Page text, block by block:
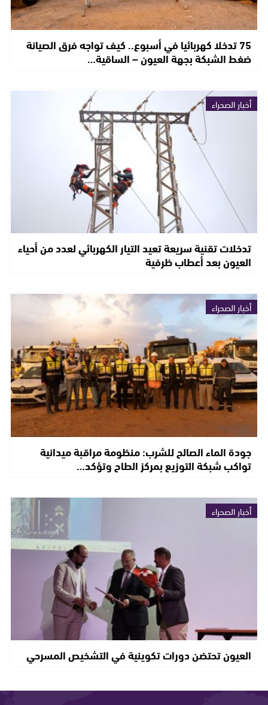
75 تدخلا كهربائيا في أسبوع.. كيف تواجه فرق الصيانة
ضغط الشبكة بجهة العيون – الساقية…
أخبار الصحراء
تدخلات تقنية سريعة تعيد التيار الكهربائي لعدد من أحياء
العيون بعد أعطاب ظرفية
أخبار الصحراء
جودة الماء الصالح للشرب: منظومة مراقبة ميدانية
تواكب شبكة التوزيع بمركز الطاح وتؤكد…
أخبار الصحراء
العيون تحتضن دورات تكوينية في التشخيص المسرحي